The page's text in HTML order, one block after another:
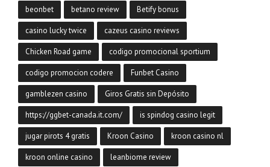
beonbet betano review Betify bonus
casino lucky twice cazeus casino reviews
Chicken Road game codigo promocional sportium
codigo promocion codere Funbet Casino
gamblezen casino Giros Gratis sin Depósito
https://ggbet-canada.it.com/ is spindog casino legit
jugar pirots 4 gratis Kroon Casino kroon casino nl
kroon online casino leanbiome review